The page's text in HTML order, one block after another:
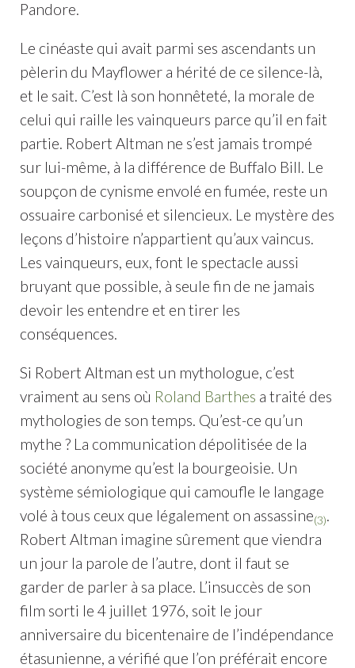
Pandore.
Le cinéaste qui avait parmi ses ascendants un
pèlerin du Mayflower a hérité de ce silence-là,
et le sait. C’est là son honnêteté, la morale de
celui qui raille les vainqueurs parce qu’il en fait
partie. Robert Altman ne s’est jamais trompé
sur lui-même, à la différence de Buffalo Bill. Le
soupçon de cynisme envolé en fumée, reste un
ossuaire carbonisé et silencieux. Le mystère des
leçons d’histoire n’appartient qu’aux vaincus.
Les vainqueurs, eux, font le spectacle aussi
bruyant que possible, à seule fin de ne jamais
devoir les entendre et en tirer les
conséquences.
Si Robert Altman est un mythologue, c’est
vraiment au sens où Roland Barthes a traité des
mythologies de son temps. Qu’est-ce qu’un
mythe ? La communication dépolitisée de la
société anonyme qu’est la bourgeoisie. Un
système sémiologique qui camoufle le langage
volé à tous ceux que légalement on assassine(3).
Robert Altman imagine sûrement que viendra
un jour la parole de l’autre, dont il faut se
garder de parler à sa place. L’insuccès de son
film sorti le 4 juillet 1976, soit le jour
anniversaire du bicentenaire de l’indépendance
étasunienne, a vérifié que l’on préférait encore